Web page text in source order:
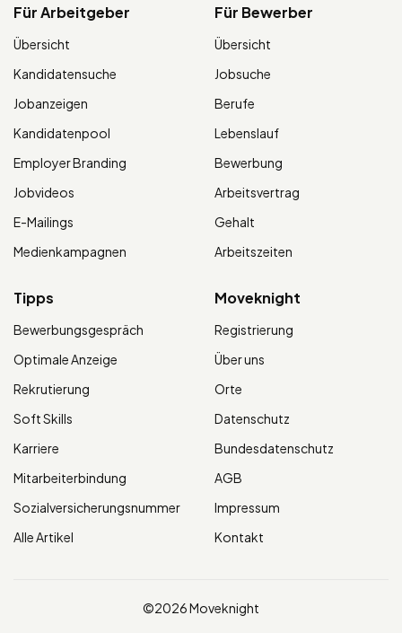
Für Arbeitgeber
Übersicht
Kandidatensuche
Jobanzeigen
Kandidatenpool
Employer Branding
Jobvideos
E-Mailings
Medienkampagnen
Für Bewerber
Übersicht
Jobsuche
Berufe
Lebenslauf
Bewerbung
Arbeitsvertrag
Gehalt
Arbeitszeiten
Tipps
Bewerbungsgespräch
Optimale Anzeige
Rekrutierung
Soft Skills
Karriere
Mitarbeiterbindung
Sozialversicherungsnummer
Alle Artikel
Moveknight
Registrierung
Über uns
Orte
Datenschutz
Bundesdatenschutz
AGB
Impressum
Kontakt
©2026 Moveknight